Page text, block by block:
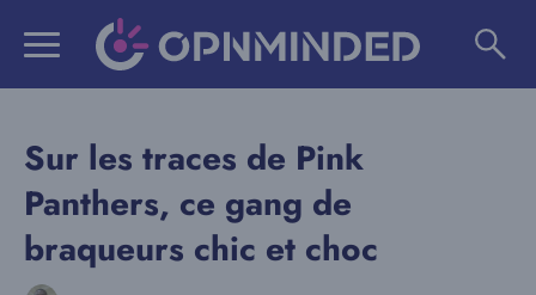
Sur les traces de Pink
Panthers, ce gang de
braqueurs chic et choc